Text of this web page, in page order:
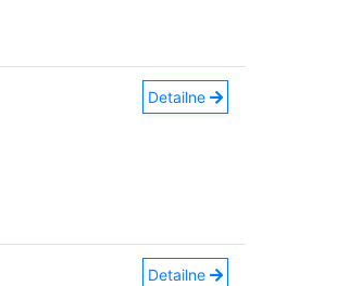
Detailne
Detailne